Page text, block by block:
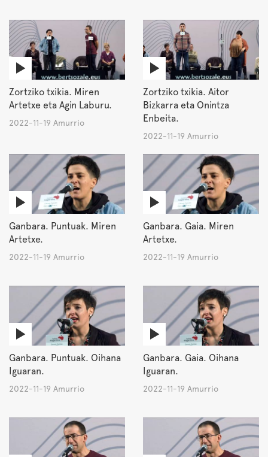
Zortziko txikia. Miren
Artetxe eta Agin Laburu.
2022-11-19 Amurrio
Zortziko txikia. Aitor
Bizkarra eta Onintza
Enbeita.
2022-11-19 Amurrio
Ganbara. Puntuak. Miren
Artetxe.
2022-11-19 Amurrio
Ganbara. Gaia. Miren
Artetxe.
2022-11-19 Amurrio
Ganbara. Puntuak. Oihana
Iguaran.
2022-11-19 Amurrio
Ganbara. Gaia. Oihana
Iguaran.
2022-11-19 Amurrio